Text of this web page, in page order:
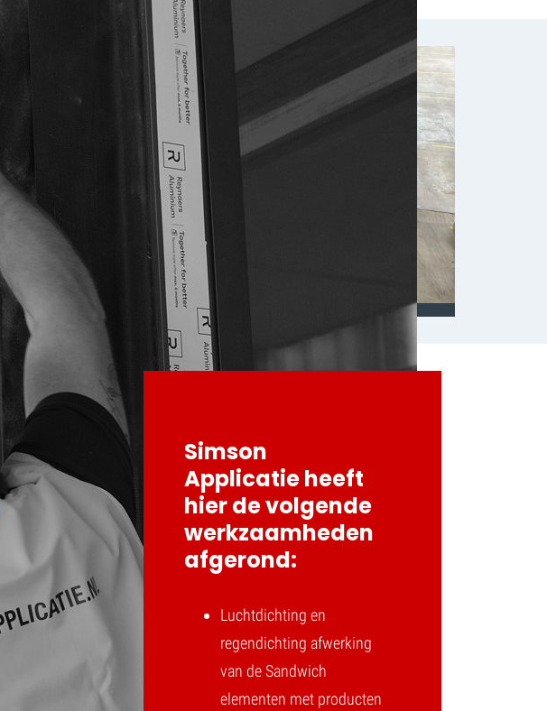
Simson
Applicatie heeft
hier de volgende
werkzaamheden
afgerond:
Luchtdichting en
regendichting afwerking
van de Sandwich
elementen met producten